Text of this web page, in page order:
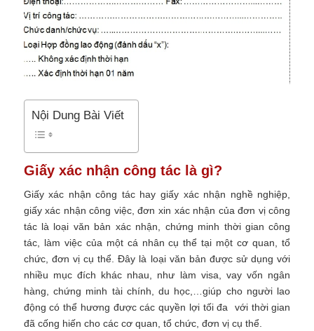
Nội Dung Bài Viết
Giấy xác nhận công tác là gì?
Giấy xác nhận công tác hay giấy xác nhận nghề nghiệp,
giấy xác nhận công việc, đơn xin xác nhận của đơn vị công
tác là loại văn bản xác nhận, chứng minh thời gian công
tác, làm việc của một cá nhân cụ thể tại một cơ quan, tổ
chức, đơn vị cụ thể. Đây là loại văn bản được sử dụng với
nhiều mục đích khác nhau, như làm visa, vay vốn ngân
hàng, chứng minh tài chính, du học,…giúp cho người lao
động có thể hương được các quyền lợi tối đa với thời gian
đã cống hiến cho các cơ quan, tổ chức, đơn vị cụ thể.